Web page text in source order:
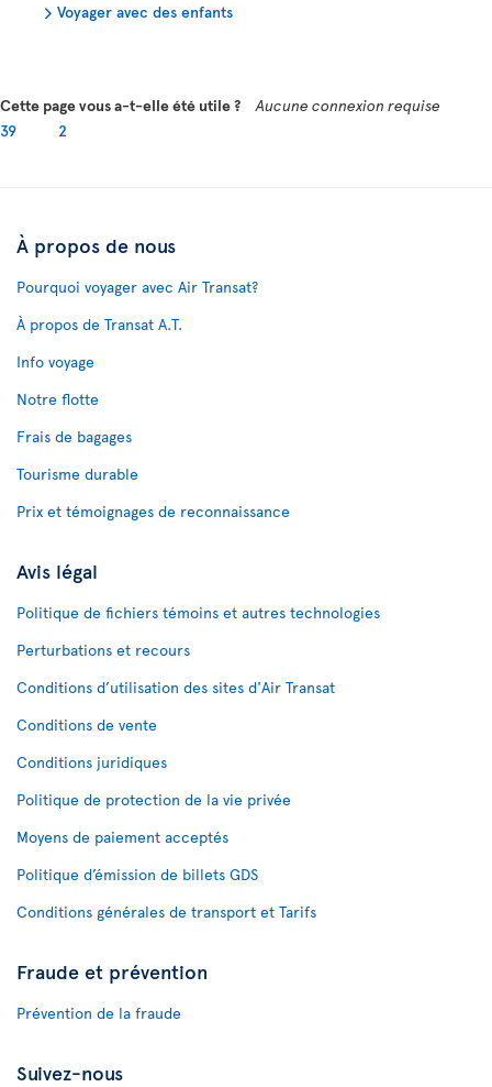
Voyager avec des enfants
Cette page vous a-t-elle été utile ?
Aucune connexion requise
39
2
À propos de nous
Pourquoi voyager avec Air Transat?
À propos de Transat A.T.
Info voyage
Notre flotte
Frais de bagages
Tourisme durable
Prix et témoignages de reconnaissance
Avis légal
Politique de fichiers témoins et autres technologies
Perturbations et recours
Conditions d’utilisation des sites d'Air Transat
Conditions de vente
Conditions juridiques
Politique de protection de la vie privée
Moyens de paiement acceptés
Politique d’émission de billets GDS
Conditions générales de transport et Tarifs
Fraude et prévention
Prévention de la fraude
Suivez-nous